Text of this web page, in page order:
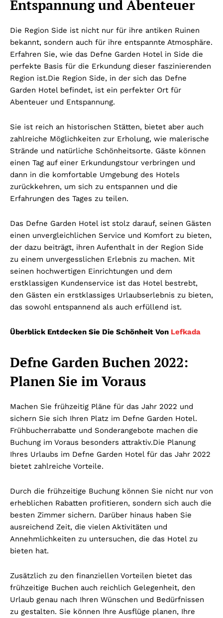
Entspannung und Abenteuer
Die Region Side ist nicht nur für ihre antiken Ruinen
bekannt, sondern auch für ihre entspannte Atmosphäre.
Erfahren Sie, wie das Defne Garden Hotel in Side die
perfekte Basis für die Erkundung dieser faszinierenden
Region ist.Die Region Side, in der sich das Defne
Garden Hotel befindet, ist ein perfekter Ort für
Abenteuer und Entspannung.
Sie ist reich an historischen Stätten, bietet aber auch
zahlreiche Möglichkeiten zur Erholung, wie malerische
Strände und natürliche Schönheitsorte. Gäste können
einen Tag auf einer Erkundungstour verbringen und
dann in die komfortable Umgebung des Hotels
zurückkehren, um sich zu entspannen und die
Erfahrungen des Tages zu teilen.
Das Defne Garden Hotel ist stolz darauf, seinen Gästen
einen unvergleichlichen Service und Komfort zu bieten,
der dazu beiträgt, ihren Aufenthalt in der Region Side
zu einem unvergesslichen Erlebnis zu machen. Mit
seinen hochwertigen Einrichtungen und dem
erstklassigen Kundenservice ist das Hotel bestrebt,
den Gästen ein erstklassiges Urlaubserlebnis zu bieten,
das sowohl entspannend als auch erfüllend ist.
Überblick Entdecken Sie Die Schönheit Von Lefkada
Defne Garden Buchen 2022:
Planen Sie im Voraus
Machen Sie frühzeitig Pläne für das Jahr 2022 und
sichern Sie sich Ihren Platz im Defne Garden Hotel.
Frühbucherrabatte und Sonderangebote machen die
Buchung im Voraus besonders attraktiv.Die Planung
Ihres Urlaubs im Defne Garden Hotel für das Jahr 2022
bietet zahlreiche Vorteile.
Durch die frühzeitige Buchung können Sie nicht nur von
erheblichen Rabatten profitieren, sondern sich auch die
besten Zimmer sichern. Darüber hinaus haben Sie
ausreichend Zeit, die vielen Aktivitäten und
Annehmlichkeiten zu untersuchen, die das Hotel zu
bieten hat.
Zusätzlich zu den finanziellen Vorteilen bietet das
frühzeitige Buchen auch reichlich Gelegenheit, den
Urlaub genau nach Ihren Wünschen und Bedürfnissen
zu gestalten. Sie können Ihre Ausflüge planen, Ihre